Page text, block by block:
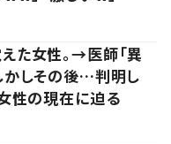
た女性。→医師「異
かしその後…判明し
性の現在に迫る